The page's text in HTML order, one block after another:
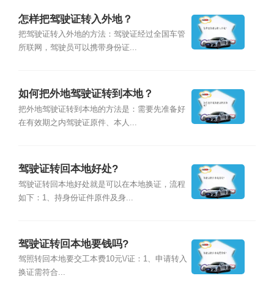
怎样把驾驶证转入外地？
把驾驶证转入外地的方法：驾驶证经过全国车管
所联网，驾驶员可以携带身份证...
如何把外地驾驶证转到本地？
把外地驾驶证转到本地的方法是：需要先准备好
在有效期之内驾驶证原件、本人...
驾驶证转回本地好处?
驾驶证转回本地好处就是可以在本地换证，流程
如下：1、持身份证件原件及身...
驾驶证转回本地要钱吗?
驾照转回本地要交工本费10元\/证：1、申请转入
换证需符合...